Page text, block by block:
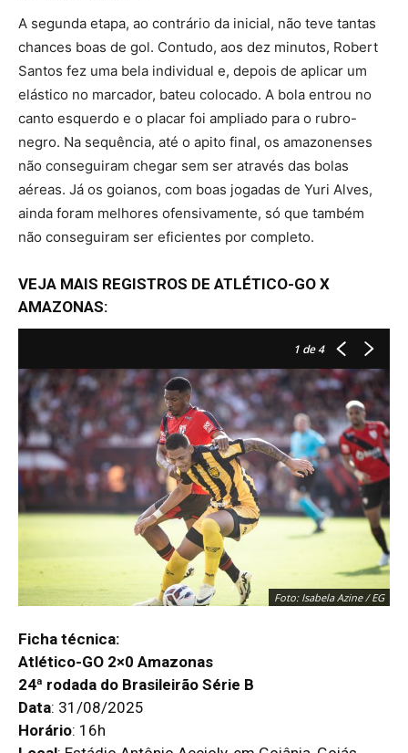
A segunda etapa, ao contrário da inicial, não teve tantas
chances boas de gol. Contudo, aos dez minutos, Robert
Santos fez uma bela individual e, depois de aplicar um
elástico no marcador, bateu colocado. A bola entrou no
canto esquerdo e o placar foi ampliado para o rubro-
negro. Na sequência, até o apito final, os amazonenses
não conseguiram chegar sem ser através das bolas
aéreas. Já os goianos, com boas jogadas de Yuri Alves,
ainda foram melhores ofensivamente, só que também
não conseguiram ser eficientes por completo.
VEJA MAIS REGISTROS DE ATLÉTICO-GO X
AMAZONAS:
1 de 4
Foto: Isabela Azine / EG
Ficha técnica:
Atlético-GO 2×0 Amazonas
24ª rodada do Brasileirão Série B
Data: 31/08/2025
Horário: 16h